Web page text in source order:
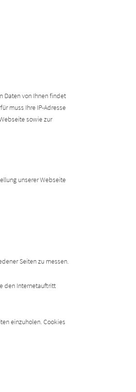
Daten von Ihnen findet
muss Ihre IP-Adresse
sowie zur
unserer Webseite
Seiten zu messen.
den Internetauftritt
einzuholen. Cookies